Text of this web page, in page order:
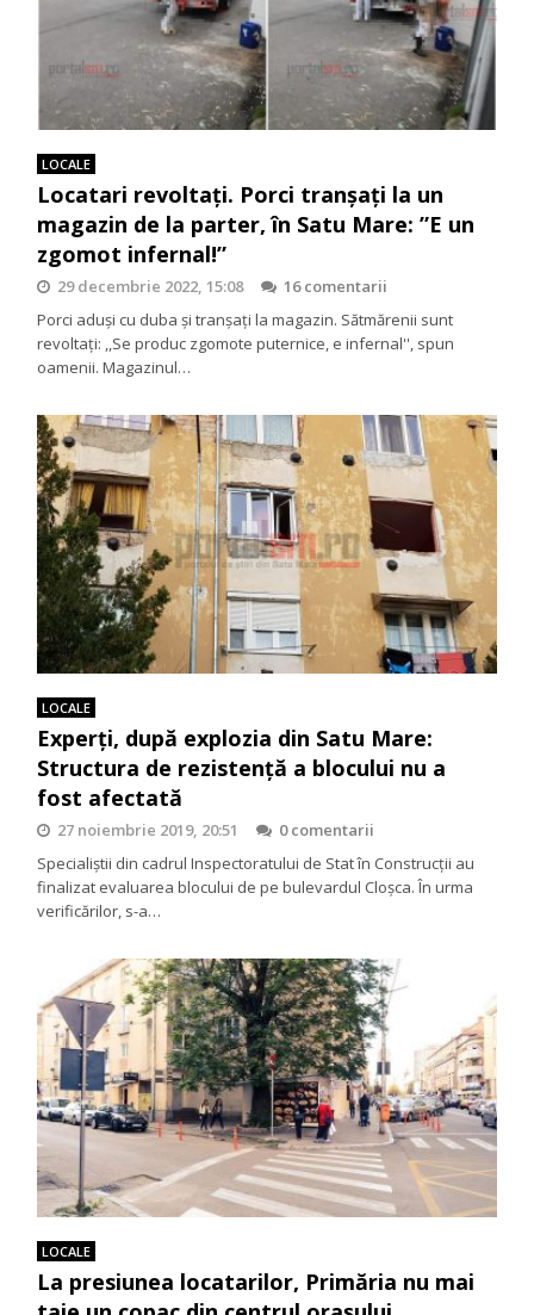
LOCALE
Locatari revoltați. Porci tranșați la un
magazin de la parter, în Satu Mare: ”E un
zgomot infernal!”
29 decembrie 2022, 15:08
16 comentarii
Porci aduși cu duba și tranșați la magazin. Sătmărenii sunt
revoltați: ,,Se produc zgomote puternice, e infernal'', spun
oamenii. Magazinul…
LOCALE
Experți, după explozia din Satu Mare:
Structura de rezistență a blocului nu a
fost afectată
27 noiembrie 2019, 20:51
0 comentarii
Specialiștii din cadrul Inspectoratului de Stat în Construcții au
finalizat evaluarea blocului de pe bulevardul Cloșca. În urma
verificărilor, s-a…
LOCALE
La presiunea locatarilor, Primăria nu mai